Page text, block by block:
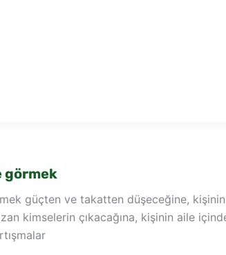
görmek
güçten ve takatten düşeceğine, kişinin
kimselerin çıkacağına, kişinin aile